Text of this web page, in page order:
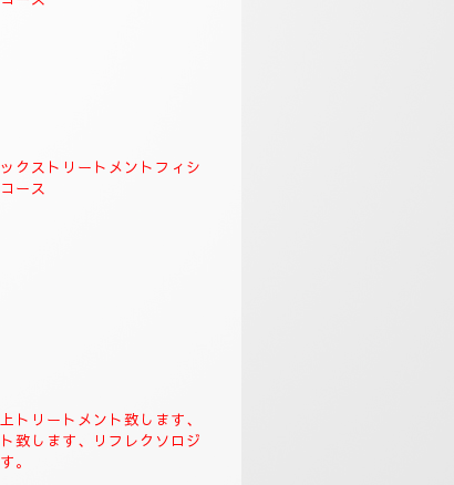
トリートメント、よ
。
トリートメント、フィシャ
ース